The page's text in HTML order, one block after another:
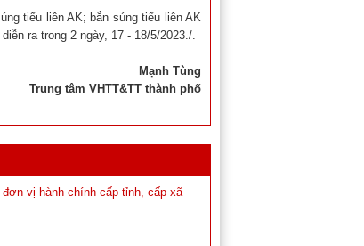
tiểu liên AK; bắn súng tiểu liên AK
ra trong 2 ngày, 17 - 18/5/2023./.
Mạnh Tùng
Trung tâm VHTT&TT thành phố
vị hành chính cấp tỉnh, cấp xã